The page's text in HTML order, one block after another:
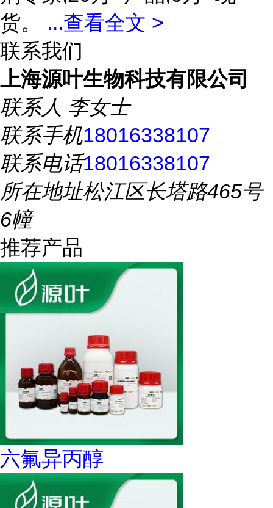
货。 ...查看全文 >
联系我们
上海源叶生物科技有限公司
联系人 李女士
联系手机18016338107
联系电话18016338107
所在地址松江区长塔路465号
6幢
推荐产品
六氟异丙醇